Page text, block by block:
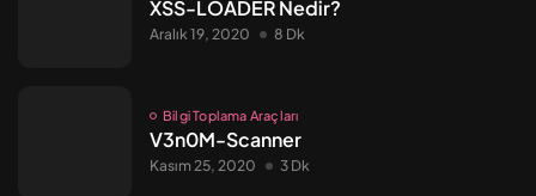
XSS-LOADER Nedir?
Aralık 19, 2020 8 Dk
Bilgi Toplama Araçları
V3n0M-Scanner
Kasım 25, 2020 3 Dk